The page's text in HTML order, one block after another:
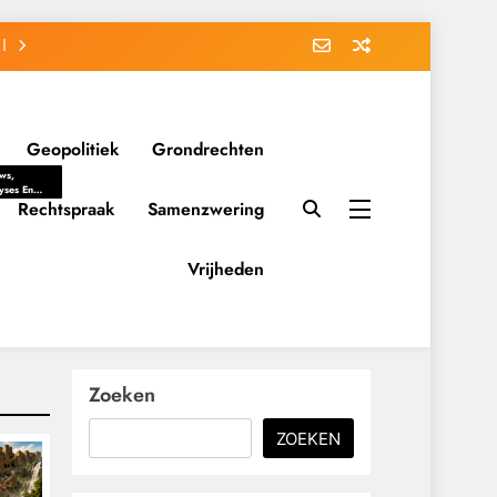
Geopolitiek Grondrechten
En
Politieke
Belangen
Rechtspraak Samenzwering
Vrijheden
Zoeken
ZOEKEN